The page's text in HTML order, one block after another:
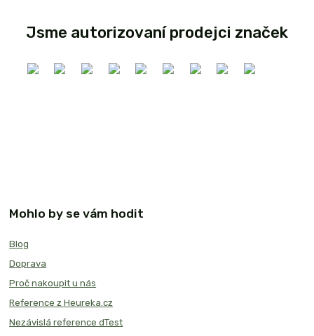
Jsme autorizovaní prodejci značek
Mohlo by se vám hodit
Blog
Doprava
Proč nakoupit u nás
Reference z Heureka.cz
Nezávislá reference dTest